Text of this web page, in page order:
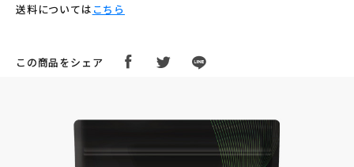
送料については こちら
この商品をシェア